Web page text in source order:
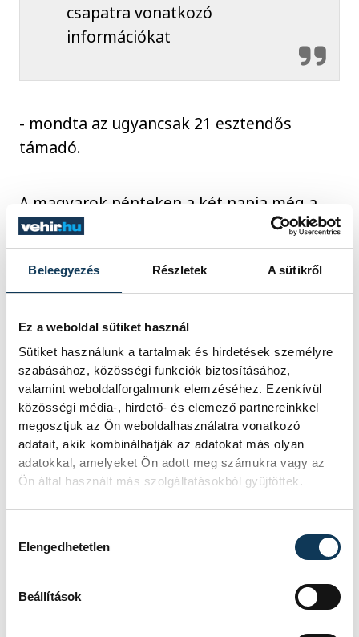
Beleegyezés Részletek A sütikről
Ez a weboldal sütiket használ
Sütiket használunk a tartalmak és hirdetések személyre
szabásához, közösségi funkciók biztosításához,
valamint weboldalforgalmunk elemzéséhez. Ezenkívül
közösségi média-, hirdető- és elemező partnereinkkel
megosztjuk az Ön weboldalhasználatra vonatkozó
adatait, akik kombinálhatják az adatokat más olyan
adatokkal, amelyeket Ön adott meg számukra vagy az
Ön által használt más szolgáltatásokból gyűjtöttek.
Elengedhetetlen
Beállítások
csapatra vonatkozó
információkat
- mondta az ugyancsak 21 esztendős
támadó.
A magyarok pénteken a két napja még a
Bajnokok Ligája-döntőnek otthont adott
Puskás Arénában Finnországot, majd jövő
kedden Debrecenben Kazahsztánt
fogadják barátságos mérkőzésen.
sport ország-világ
kosárlabda
magyar labdarúgó-válogatott
Pécsi Árrmin
Gruber Zsombor
SZERZŐ